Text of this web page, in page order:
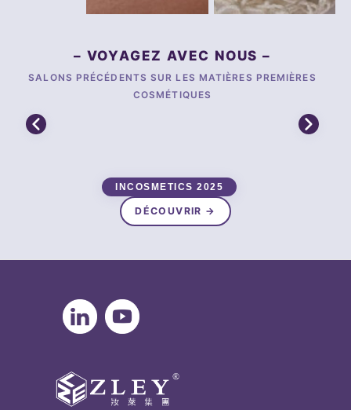
– VOYAGEZ AVEC NOUS –
SALONS PRÉCÉDENTS SUR LES MATIÈRES PREMIÈRES
COSMÉTIQUES
INCOSMETICS 2025
DÉCOUVRIR →